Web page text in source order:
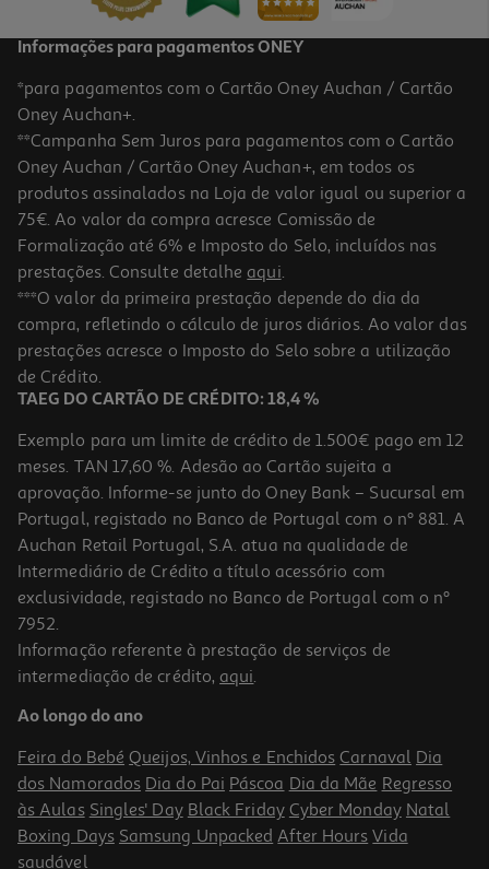
Lâmpada Led Auchan E27 40w Luz Branca
3.4 €/un
3,40 €
Lâmpada Led Esférica Auchan E27 40w Luz Branca
3.25 €/un
3,25 €
Informações para pagamentos ONEY
*para pagamentos com o Cartão Oney Auchan / Cartão
Oney Auchan+.
**Campanha Sem Juros para pagamentos com o Cartão
Oney Auchan / Cartão Oney Auchan+, em todos os
produtos assinalados na Loja de valor igual ou superior a
75€. Ao valor da compra acresce Comissão de
Formalização até 6% e Imposto do Selo, incluídos nas
prestações. Consulte detalhe aqui.
***O valor da primeira prestação depende do dia da
compra, refletindo o cálculo de juros diários. Ao valor das
prestações acresce o Imposto do Selo sobre a utilização
de Crédito.
TAEG DO CARTÃO DE CRÉDITO: 18,4 %
Exemplo para um limite de crédito de 1.500€ pago em 12
meses. TAN 17,60 %. Adesão ao Cartão sujeita a
aprovação. Informe-se junto do Oney Bank – Sucursal em
Portugal, registado no Banco de Portugal com o nº 881. A
Auchan Retail Portugal, S.A. atua na qualidade de
Intermediário de Crédito a título acessório com
exclusividade, registado no Banco de Portugal com o nº
7952.
Informação referente à prestação de serviços de
intermediação de crédito, aqui.
Ao longo do ano
Feira do Bebé Queijos, Vinhos e Enchidos Carnaval Dia
dos Namorados Dia do Pai Páscoa Dia da Mãe Regresso
às Aulas Singles' Day Black Friday Cyber Monday Natal
Boxing Days Samsung Unpacked After Hours Vida
saudável